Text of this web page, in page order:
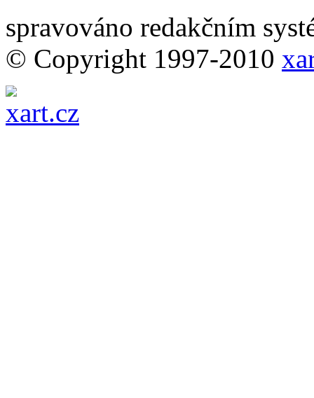
spravováno redakčním
© Copyright 1997-2010